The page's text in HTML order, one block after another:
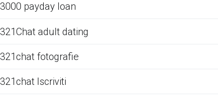
3000 payday loan
321Chat adult dating
321chat fotografie
321chat Iscriviti